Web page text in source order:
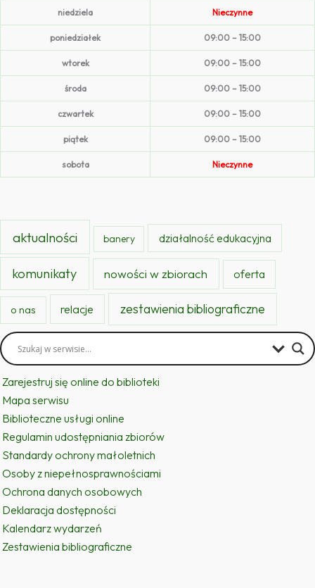
niedziela Nieczynne
poniedziałek 09:00 – 15:00
wtorek 09:00 – 15:00
środa 09:00 – 15:00
czwartek 09:00 – 15:00
piątek 09:00 – 15:00
sobota Nieczynne
aktualności banery działalność edukacyjna
komunikaty nowości w zbiorach oferta
o nas relacje zestawienia bibliograficzne
Zarejestruj się online do biblioteki
Mapa serwisu
Biblioteczne usługi online
Regulamin udostępniania zbiorów
Standardy ochrony małoletnich
Osoby z niepełnosprawnościami
Ochrona danych osobowych
Deklaracja dostępności
Kalendarz wydarzeń
Zestawienia bibliograficzne